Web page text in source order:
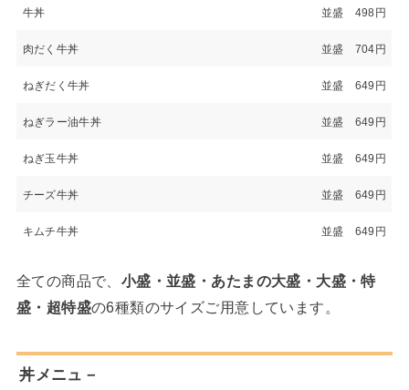
牛丼 並盛 498円
肉だく牛丼 並盛 704円
ねぎだく牛丼 並盛 649円
ねぎラー油牛丼 並盛 649円
ねぎ玉牛丼 並盛 649円
チーズ牛丼 並盛 649円
キムチ牛丼 並盛 649円
全ての商品で、 小盛・並盛・あたまの大盛・大盛・特
盛・超特盛の6種類のサイズご用意しています。
丼メニュ－